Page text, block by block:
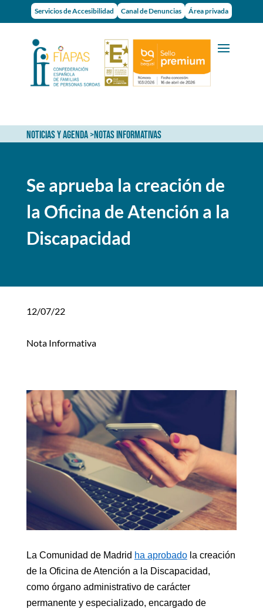
Servicios de Accesibilidad Canal de Denuncias Área privada
NOTICIAS Y AGENDA>NOTAS INFORMATIVAS
Se aprueba la creación de
la Oficina de Atención a la
Discapacidad
12/07/22
Nota Informativa
La Comunidad de Madrid ha aprobadola creación
de la Oficina de Atención a la Discapacidad,
como órgano administrativo de carácter
permanente y especializado, encargado de